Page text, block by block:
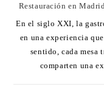
Restauración en
En el siglo XXI, la
en una experiencia
sentido, cada mesa
comparten una